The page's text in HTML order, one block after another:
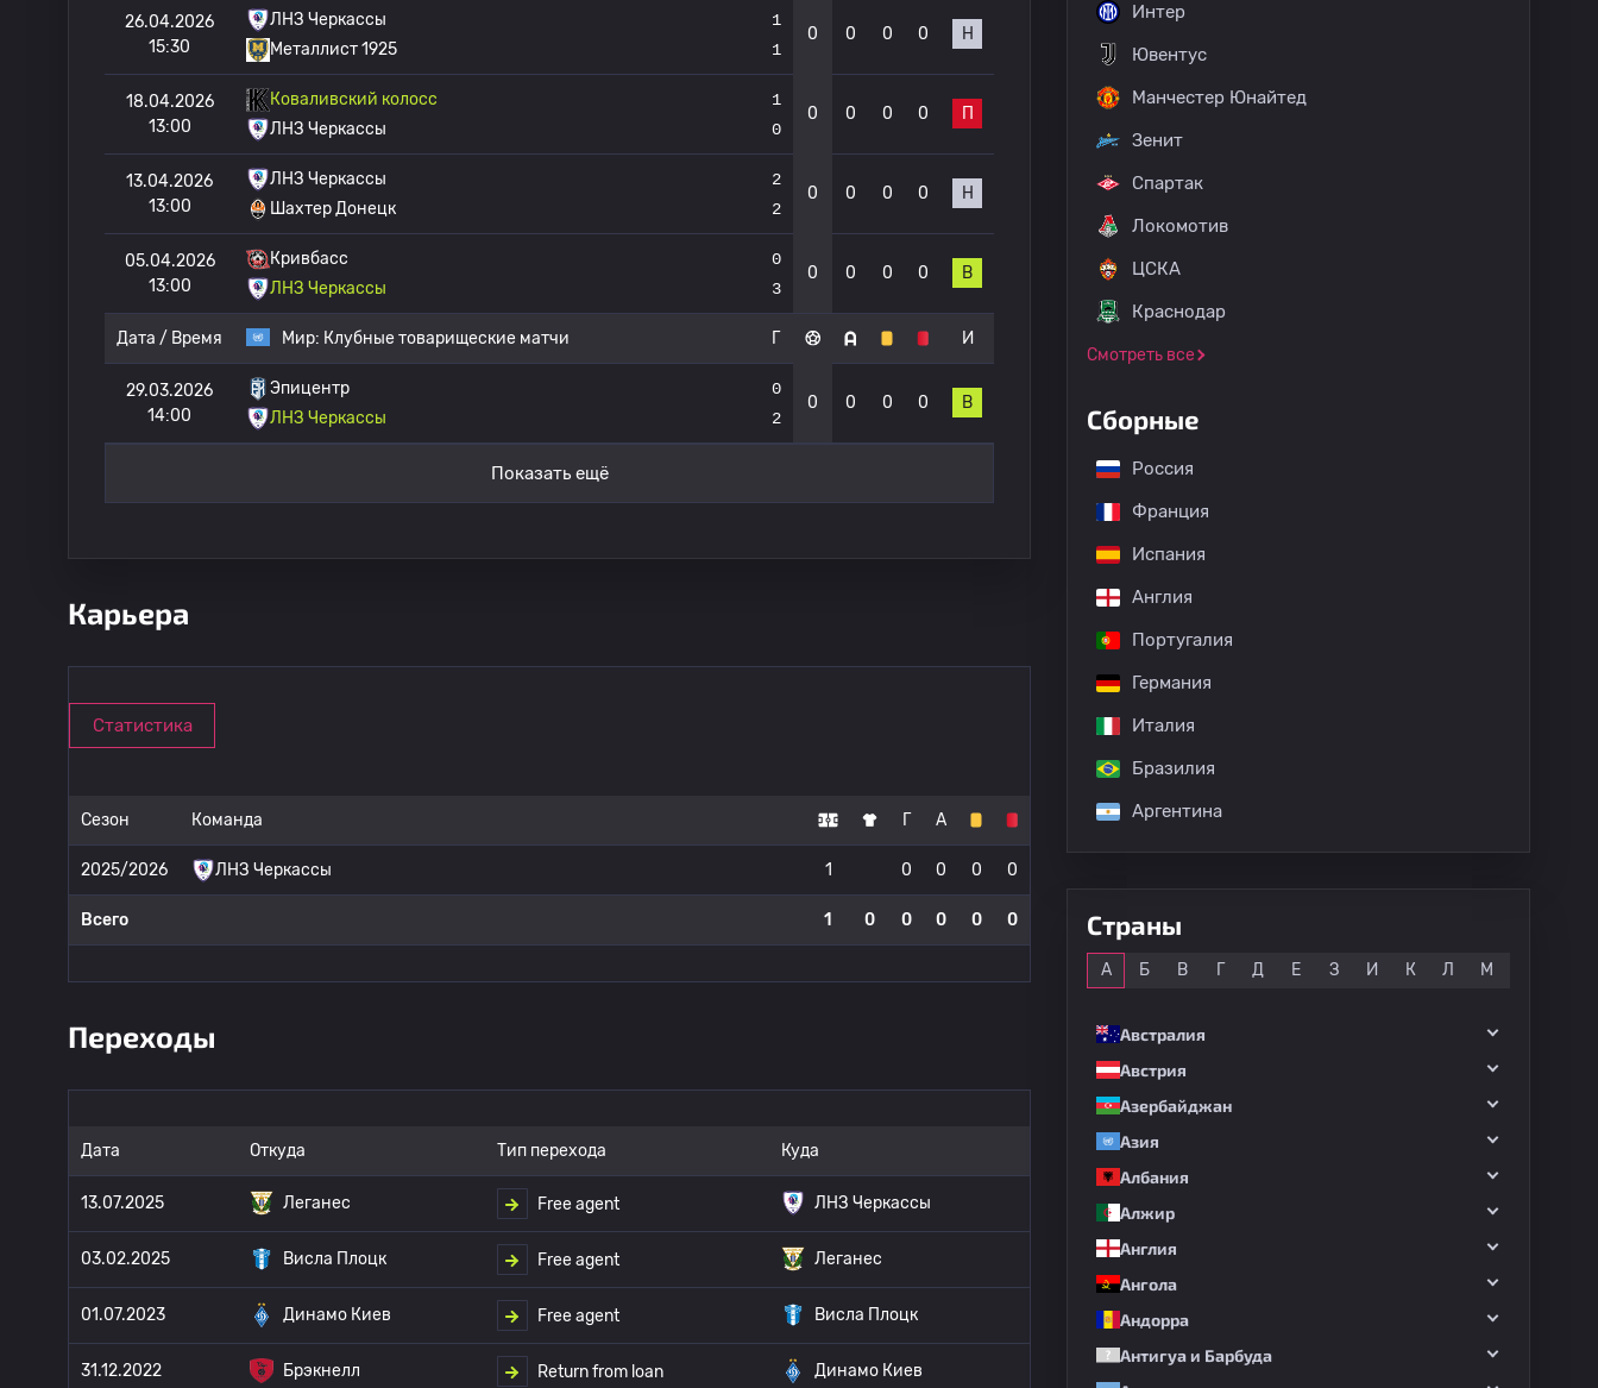
26.04.2026
15:30
ЛНЗ Черкассы
Металлист 1925
1
1
0 0 0 0 Н
18.04.2026
13:00
Коваливский колосс
ЛНЗ Черкассы
1
0
0 0 0 0 П
13.04.2026
13:00
ЛНЗ Черкассы
Шахтер Донецк
2
2
0 0 0 0 Н
05.04.2026
13:00
Кривбасс
ЛНЗ Черкассы
0
3
0 0 0 0 В
Дата / Время Мир: Клубные товарищеские матчи Г И
29.03.2026
14:00
Эпицентр
ЛНЗ Черкассы
0
2
0 0 0 0 В
Показать ещё
Карьера
Статистика
Сезон Команда Г А
2025/2026 ЛНЗ Черкассы 1 0 0 0 0
Всего 1 0 0 0 0 0
Переходы
Дата Откуда Тип перехода Куда
13.07.2025 Леганес Free agent ЛНЗ Черкассы
03.02.2025 Висла Плоцк Free agent Леганес
01.07.2023 Динамо Киев Free agent Висла Плоцк
31.12.2022 Брэкнелл Return from loan Динамо Киев
Интер
Ювентус
Манчестер Юнайтед
Зенит
Спартак
Локомотив
ЦСКА
Краснодар
Смотреть все
Сборные
Россия
Франция
Испания
Англия
Португалия
Германия
Италия
Бразилия
Аргентина
Страны
А Б В Г Д Е З И К Л М
Австралия
Австрия
Азербайджан
Азия
Албания
Алжир
Англия
Ангола
Андорра
Антигуа и Барбуда